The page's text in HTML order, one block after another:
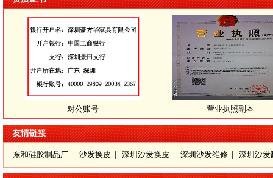
对公账号 营业执照副本
友情链接
东和硅胶制品厂 沙发换皮 深圳沙发换皮 深圳沙发维修 深圳沙发